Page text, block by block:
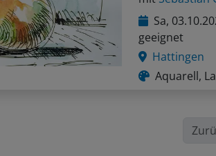
Sa,
geeignet
Hattingen
Aquarell,